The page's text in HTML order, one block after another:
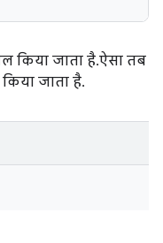
किया जाता है. ऐसा तब
जाता है.